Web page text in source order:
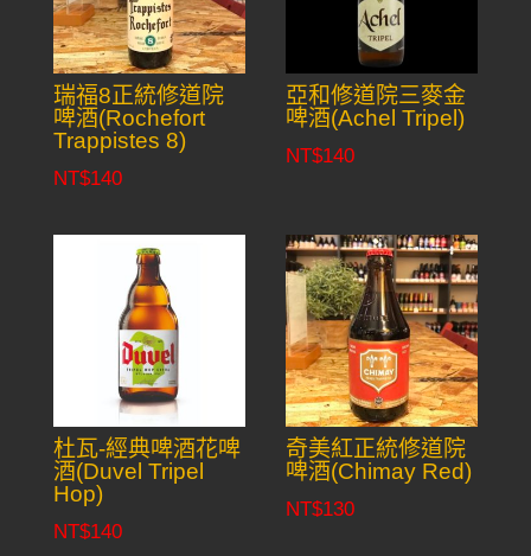
瑞福8正統修道院
啤酒(Rochefort
Trappistes 8)
NT$140
亞和修道院三麥金
啤酒(Achel Tripel)
NT$140
杜瓦-經典啤酒花啤
酒(Duvel Tripel
Hop)
NT$140
奇美紅正統修道院
啤酒(Chimay Red)
NT$130